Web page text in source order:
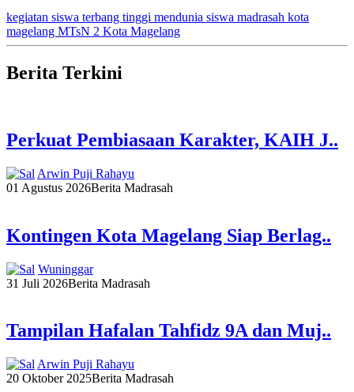
kegiatan siswa terbang tinggi mendunia siswa madrasah kota
magelang MTsN 2 Kota Magelang
Berita Terkini
Perkuat Pembiasaan Karakter, KAIH J..
Arwin Puji Rahayu
01 Agustus 2026Berita Madrasah
Kontingen Kota Magelang Siap Berlag..
Wuninggar
31 Juli 2026Berita Madrasah
Tampilan Hafalan Tahfidz 9A dan Muj..
Arwin Puji Rahayu
20 Oktober 2025Berita Madrasah